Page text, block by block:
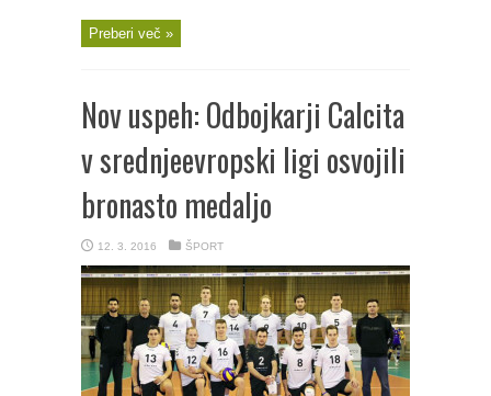
Preberi več »
Nov uspeh: Odbojkarji Calcita
v srednjeevropski ligi osvojili
bronasto medaljo
12. 3. 2016 ŠPORT